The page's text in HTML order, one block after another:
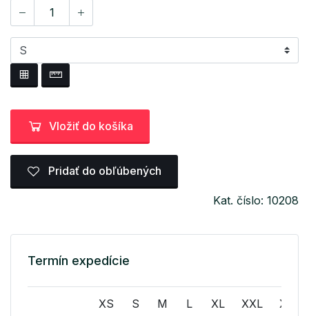
Vložiť do košíka
Pridať do obľúbených
Kat. číslo: 10208
Termín expedície
XS S M L XL XXL XXXL